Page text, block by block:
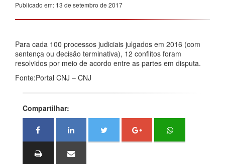
Publicado em: 13 de setembro de 2017
Para cada 100 processos judiciais julgados em 2016 (com
sentença ou decisão terminativa), 12 conflitos foram
resolvidos por meio de acordo entre as partes em disputa.
Fonte:Portal CNJ – CNJ
Compartilhar: